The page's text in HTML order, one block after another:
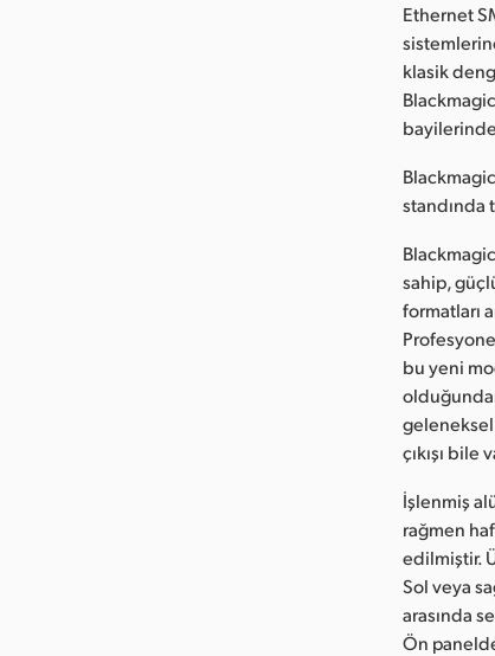
Ethernet
klasik
standında
sahip,
formatları
bu yeni
çıkışı
İşlenmiş
rağmen
edilmiştir.
Sol veya
arasında
Ön